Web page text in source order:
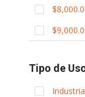
Tipo de